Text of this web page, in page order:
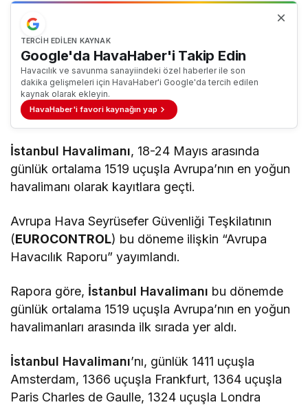
TERCIH EDILEN KAYNAK
Google'da HavaHaber'i Takip Edin
Havacılık ve savunma sanayiindeki özel haberler ile son
dakika gelişmeleri için HavaHaber'i Google'da tercih edilen
kaynak olarak ekleyin.
HavaHaber'i favori kaynağın yap
İstanbul Havalimanı, 18-24 Mayıs arasında
günlük ortalama 1519 uçuşla Avrupa’nın en yoğun
havalimanı olarak kayıtlara geçti.
Avrupa Hava Seyrüsefer Güvenliği Teşkilatının
(EUROCONTROL) bu döneme ilişkin “Avrupa
Havacılık Raporu” yayımlandı.
Rapora göre, İstanbul Havalimanı bu dönemde
günlük ortalama 1519 uçuşla Avrupa’nın en yoğun
havalimanları arasında ilk sırada yer aldı.
İstanbul Havalimanı’nı, günlük 1411 uçuşla
Amsterdam, 1366 uçuşla Frankfurt, 1364 uçuşla
Paris Charles de Gaulle, 1324 uçuşla Londra